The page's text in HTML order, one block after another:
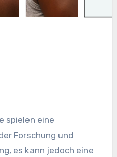
spielen eine
Forschung und
es kann jedoch eine